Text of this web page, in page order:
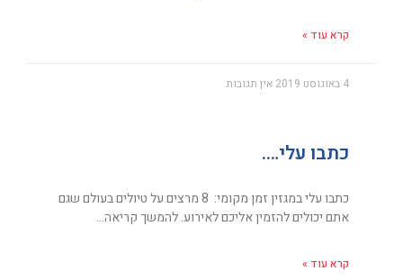
קרא עוד »
4 באוגוסט 2019 אין תגובות
כתבו עלי….
כתבו עלי במגזין זמן מקומי: 8 מרצים על טיולים בעולם שגם
אתם יכולים להזמין אליכם לאירוע. להמשך קריאה…
קרא עוד »